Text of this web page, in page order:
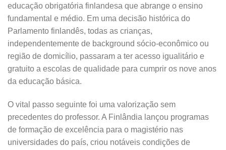
educação obrigatória finlandesa que abrange o ensino
fundamental e médio. Em uma decisão histórica do
Parlamento finlandês, todas as crianças,
independentemente de background sócio-econômico ou
região de domicílio, passaram a ter acesso igualitário e
gratuito a escolas de qualidade para cumprir os nove anos
da educação básica.
O vital passo seguinte foi uma valorização sem
precedentes do professor. A Finlândia lançou programas
de formação de excelência para o magistério nas
universidades do país, criou notáveis condições de